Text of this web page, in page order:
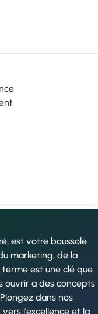
est votre boussole
marketing, de la
est une clé que
ouvrir a des concepts
dans nos
l’excellence et la